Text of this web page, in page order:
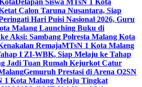
Delapan Siswa MTsN 1 Kota
Calon Taruna Nusantara, Siap
Hari Puisi Nasional 2026, Guru
Malang Launching Buku di
Aksi: Sambang Polresta Malang Kota
RemajaMTsN 1 Kota Malang
I ZI-WBK, Siap Melaju ke Tahap
Jadi Tuan Rumah Kejurkot Catur
Gemuruh Prestasi di Arena O2SN
1 Kota Malang Melaju Tingkat